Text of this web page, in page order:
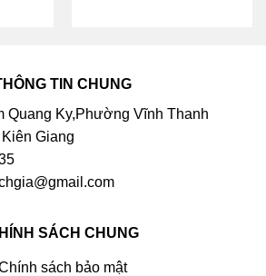
TIN CHUNG
Quang Ky,Phường Vĩnh Thanh
Giang
SÁCH CHUNG
sách bảo mật